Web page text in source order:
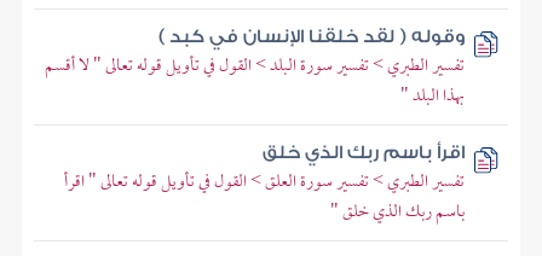
وقوله ( لقد خلقنا الإنسان في كبد )
تفسير الطبري > تفسير سورة البلد > القول في تأويل قوله تعالى " لا أقسم
بهذا البلد "
اقرأ باسم ربك الذي خلق
تفسير الطبري > تفسير سورة العلق > القول في تأويل قوله تعالى " اقرأ
باسم ربك الذي خلق "